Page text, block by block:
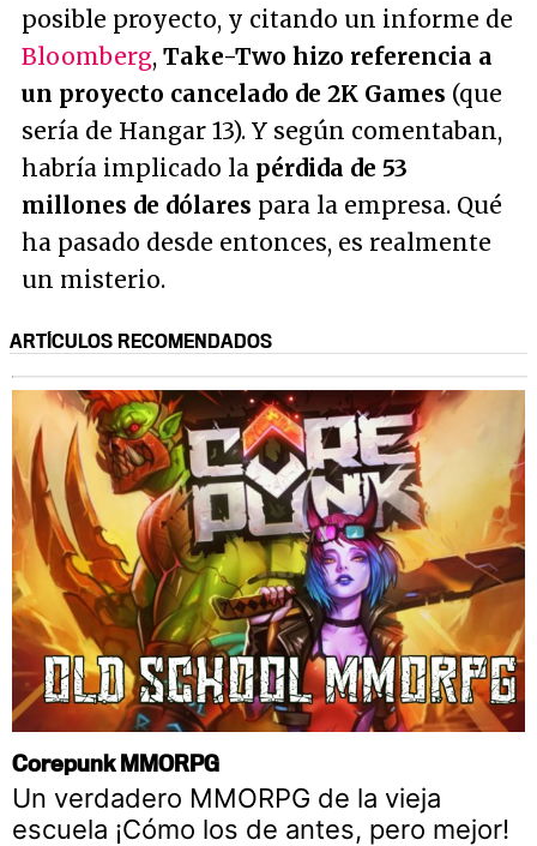
posible proyecto, y citando un informe de
Bloomberg, Take-Two hizo referencia a
un proyecto cancelado de 2K Games (que
sería de Hangar 13). Y según comentaban,
habría implicado la pérdida de 53
millones de dólares para la empresa. Qué
ha pasado desde entonces, es realmente
un misterio.
ARTÍCULOS RECOMENDADOS
Corepunk MMORPG
Un verdadero MMORPG de la vieja
escuela ¡Cómo los de antes, pero mejor!